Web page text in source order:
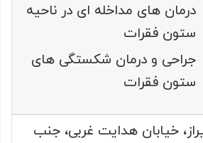
درمان های مداخله ای در ناحيه
ستون فقرات
جراحی و درمان شكستگی های
ستون فقرات
خیابان هدایت غربی، جنب